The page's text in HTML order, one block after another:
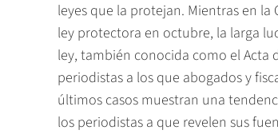
leyes que la protejan. Mientras en
ley protectora en octubre, la larga
ley, también conocida como el Acta
periodistas a los que abogados y
últimos casos muestran una
los periodistas a que revelen sus